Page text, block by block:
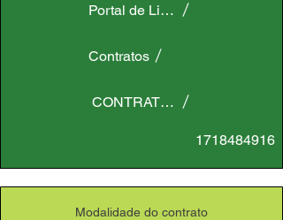
Portal de Licitações
Contratos
CONTRATO ORIGINAL
1718484916
Modalidade do contrato